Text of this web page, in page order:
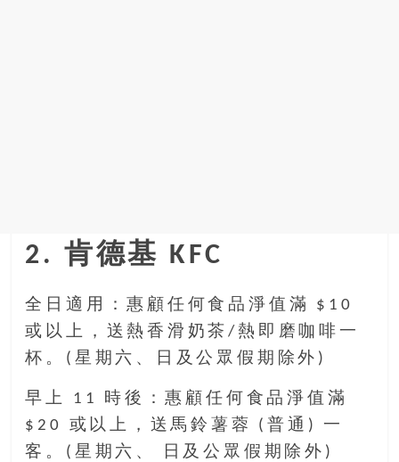
2. 肯德基 KFC
全日適用：惠顧任何食品淨值滿 $10
或以上，送熱香滑奶茶/熱即磨咖啡一
杯。(星期六、日及公眾假期除外)
早上 11 時後：惠顧任何食品淨值滿
$20 或以上，送馬鈴薯蓉 (普通) 一
客。(星期六、 日及公眾假期除外)